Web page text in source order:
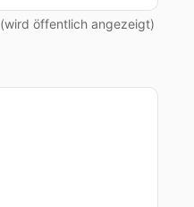
öffentlich angezeigt)